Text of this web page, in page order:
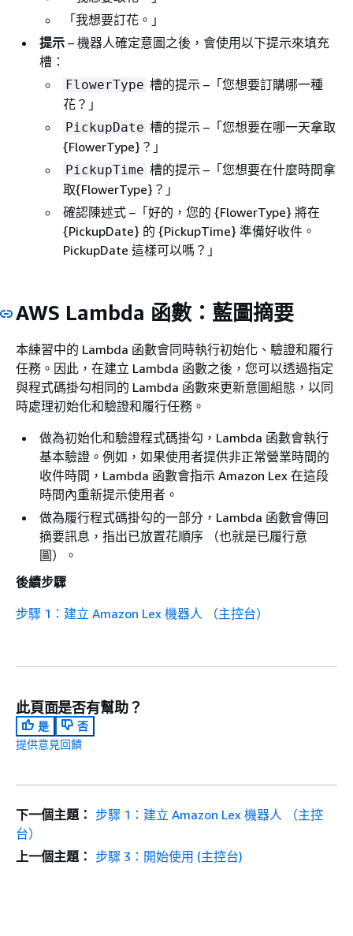
「我想要訂花。」
提示 – 機器人確定意圖之後，會使用以下提示來填充
槽：
FlowerType 槽的提示 –「您想要訂購哪一種
花？」
PickupDate 槽的提示 –「您想要在哪一天拿取
{FlowerType}？」
PickupTime 槽的提示 –「您想要在什麼時間拿
取{FlowerType}？」
確認陳述式 –「好的，您的 {FlowerType} 將在
{PickupDate} 的 {PickupTime} 準備好收件。
PickupDate 這樣可以嗎？」
AWS Lambda 函數：藍圖摘要
本練習中的 Lambda 函數會同時執行初始化、驗證和履行
任務。因此，在建立 Lambda 函數之後，您可以透過指定
與程式碼掛勾相同的 Lambda 函數來更新意圖組態，以同
時處理初始化和驗證和履行任務。
做為初始化和驗證程式碼掛勾，Lambda 函數會執行
基本驗證。例如，如果使用者提供非正常營業時間的
收件時間，Lambda 函數會指示 Amazon Lex 在這段
時間內重新提示使用者。
做為履行程式碼掛勾的一部分，Lambda 函數會傳回
摘要訊息，指出已放置花順序 （也就是已履行意
圖）。
後續步驟
步驟 1：建立 Amazon Lex 機器人 （主控台）
此頁面是否有幫助？
是
否
提供意見回饋
下一個主題： 步驟 1：建立 Amazon Lex 機器人 （主控
台）
上一個主題： 步驟 3：開始使用 (主控台)